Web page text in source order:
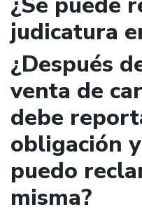
judicatura
¿Después
venta de
debe
obligación
puedo
misma?